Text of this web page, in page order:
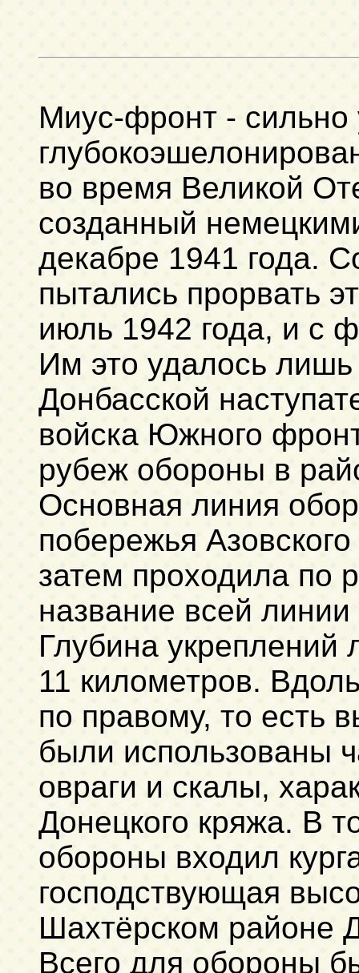
Миус-фронт - сильно
во время Великой
созданный
декабре 1941 года.
пытались прорвать
июль 1942 года, и с
Им это удалось лишь
Донбасской
войска Южного
рубеж обороны в
Основная линия
побережья
затем проходила по
название всей линии
Глубина
11 километров.
по правому, то есть
были использованы
овраги и скалы,
Донецкого кряжа. В
обороны входил
господствующая
Шахтёрском районе
Всего для обороны